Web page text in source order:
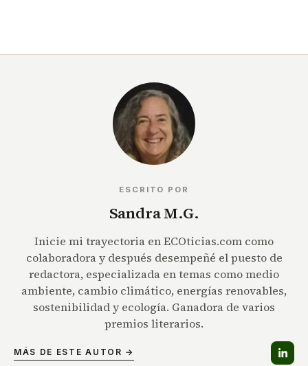
ESCRITO POR
Sandra M.G.
Inicie mi trayectoria en ECOticias.com como
colaboradora y después desempeñé el puesto de
redactora, especializada en temas como medio
ambiente, cambio climático, energías renovables,
sostenibilidad y ecología. Ganadora de varios
premios literarios.
MÁS DE ESTE AUTOR →